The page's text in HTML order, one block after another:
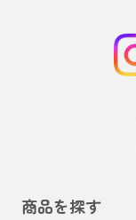
商品を探す